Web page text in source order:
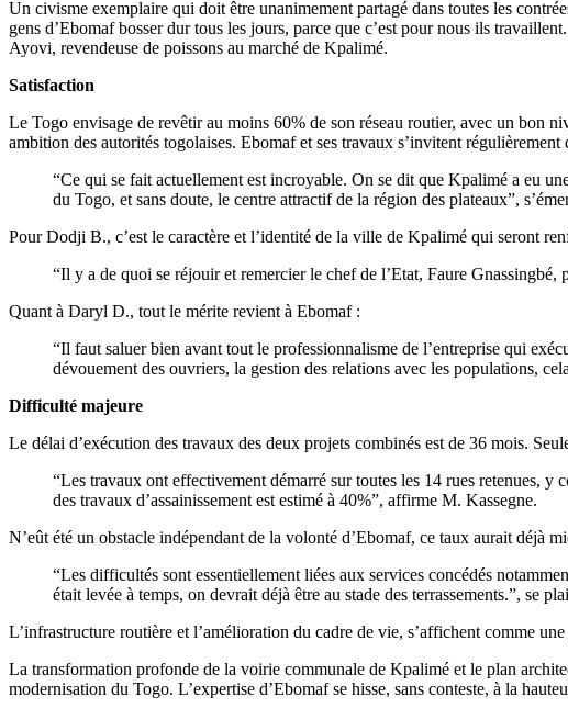
Un civisme exemplaire qui doit être unanimement partagé dans toutes les
gens d’Ebomaf bosser dur tous les jours, parce que c’est pour nous ils
Ayovi, revendeuse de poissons au marché de Kpalimé.
Satisfaction
Le Togo envisage de revêtir au moins 60% de son réseau routier, avec un bon
ambition des autorités togolaises. Ebomaf et ses travaux s’invitent
“Ce qui se fait actuellement est incroyable. On se dit que Kpalimé a eu
du Togo, et sans doute, le centre attractif de la région des plateaux”,
Pour Dodji B., c’est le caractère et l’identité de la ville de Kpalimé qui seront
“Il y a de quoi se réjouir et remercier le chef de l’Etat, Faure
Quant à Daryl D., tout le mérite revient à Ebomaf :
“Il faut saluer bien avant tout le professionnalisme de l’entreprise qui
dévouement des ouvriers, la gestion des relations avec les populations,
Difficulté majeure
Le délai d’exécution des travaux des deux projets combinés est de 36 mois.
“Les travaux ont effectivement démarré sur toutes les 14 rues retenues, y
des travaux d’assainissement est estimé à 40%”, affirme M. Kassegne.
N’eût été un obstacle indépendant de la volonté d’Ebomaf, ce taux aurait déjà
“Les difficultés sont essentiellement liées aux services concédés
était levée à temps, on devrait déjà être au stade des terrassements.”, se
L’infrastructure routière et l’amélioration du cadre de vie, s’affichent comme
La transformation profonde de la voirie communale de Kpalimé et le plan
modernisation du Togo. L’expertise d’Ebomaf se hisse, sans conteste, à la